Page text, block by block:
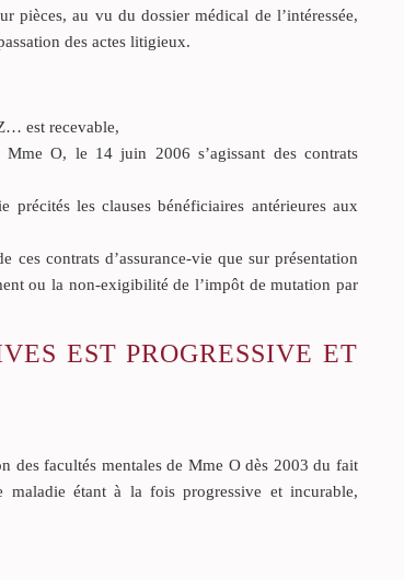
pièces, au vu du dossier médical de l’intéressée,
des actes litigieux.
est recevable,
O, le 14 juin 2006 s’agissant des contrats
précités les clauses bénéficiaires antérieures aux
ces contrats d’assurance-vie que sur présentation
ou la non-exigibilité de l’impôt de mutation par
EST PROGRESSIVE ET
des facultés mentales de Mme O dès 2003 du fait
étant à la fois progressive et incurable,